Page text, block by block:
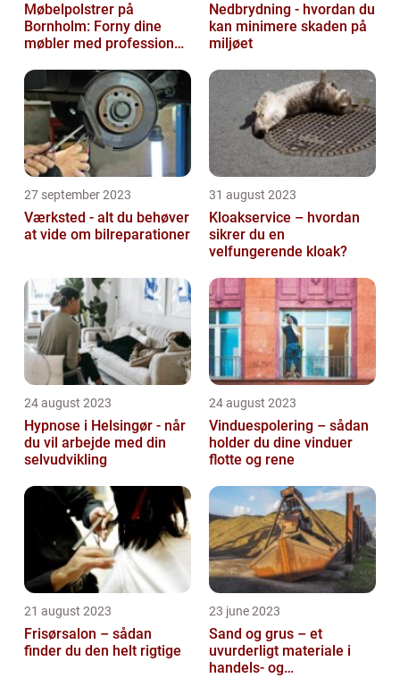
Møbelpolstrer på
Bornholm: Forny dine
møbler med professionel
Nedbrydning - hvordan du
kan minimere skaden på
miljøet
27 september 2023
Værksted - alt du behøver
at vide om bilreparationer
31 august 2023
Kloakservice – hvordan
sikrer du en
velfungerende kloak?
24 august 2023
Hypnose i Helsingør - når
du vil arbejde med din
selvudvikling
24 august 2023
Vinduespolering – sådan
holder du dine vinduer
flotte og rene
21 august 2023
Frisørsalon – sådan
finder du den helt rigtige
23 june 2023
Sand og grus – et
uvurderligt materiale i
handels- og